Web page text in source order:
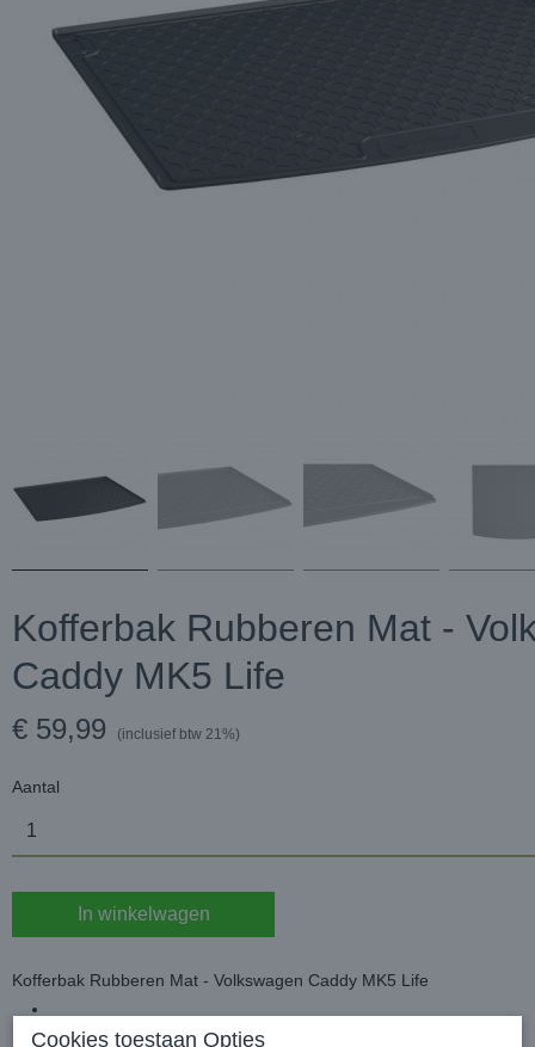
Kofferbak Rubberen Mat -
Caddy MK5 Life
€ 59,99 (inclusief btw 21%)
Aantal
In winkelwagen
Kofferbak Rubberen Mat - Volkswagen Caddy MK5 Life
Passend voor Volkswagen Caddy Cargo V MPV 2020-
Cookies toestaan Opties